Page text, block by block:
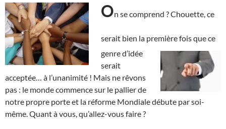
On se comprend ? Chouette, ce
serait bien la premièrefois que ce
genre d’idée
serait
acceptée… à l’unanimité ! Mais ne rêvons
pas : le monde commence sur le pallier de
notre propre porte et la réforme Mondiale débute par soi-
même. Quant à vous, qu’allez-vous faire ?